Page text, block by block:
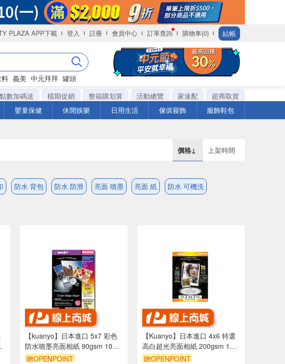
PLAZA APP下載 登入 註冊 會員中心 訂單查詢 購物車(0) 結帳
義美 中元拜拜 罐頭
點數加碼送 檔期促銷 整箱購划算 活動總覽 家速配
超商取貨
嬰童保健 休閒娛樂 日用生活 傢俱寢飾 服飾鞋包
價格↓ 上架時間
防水 背包 防水 防滑 亮面 噴墨 亮面 紙 防水 可機洗
【kuanyo】日本進口 5x7 彩色
防水噴墨亮面相紙 90gsm 100
張 /包 DS90
贈OPENPOINT
【Kuanyo】日本進口 4x6 特選
高白超光亮面相紙 200gsm 100
張 /包 GB200
贈OPENPOINT